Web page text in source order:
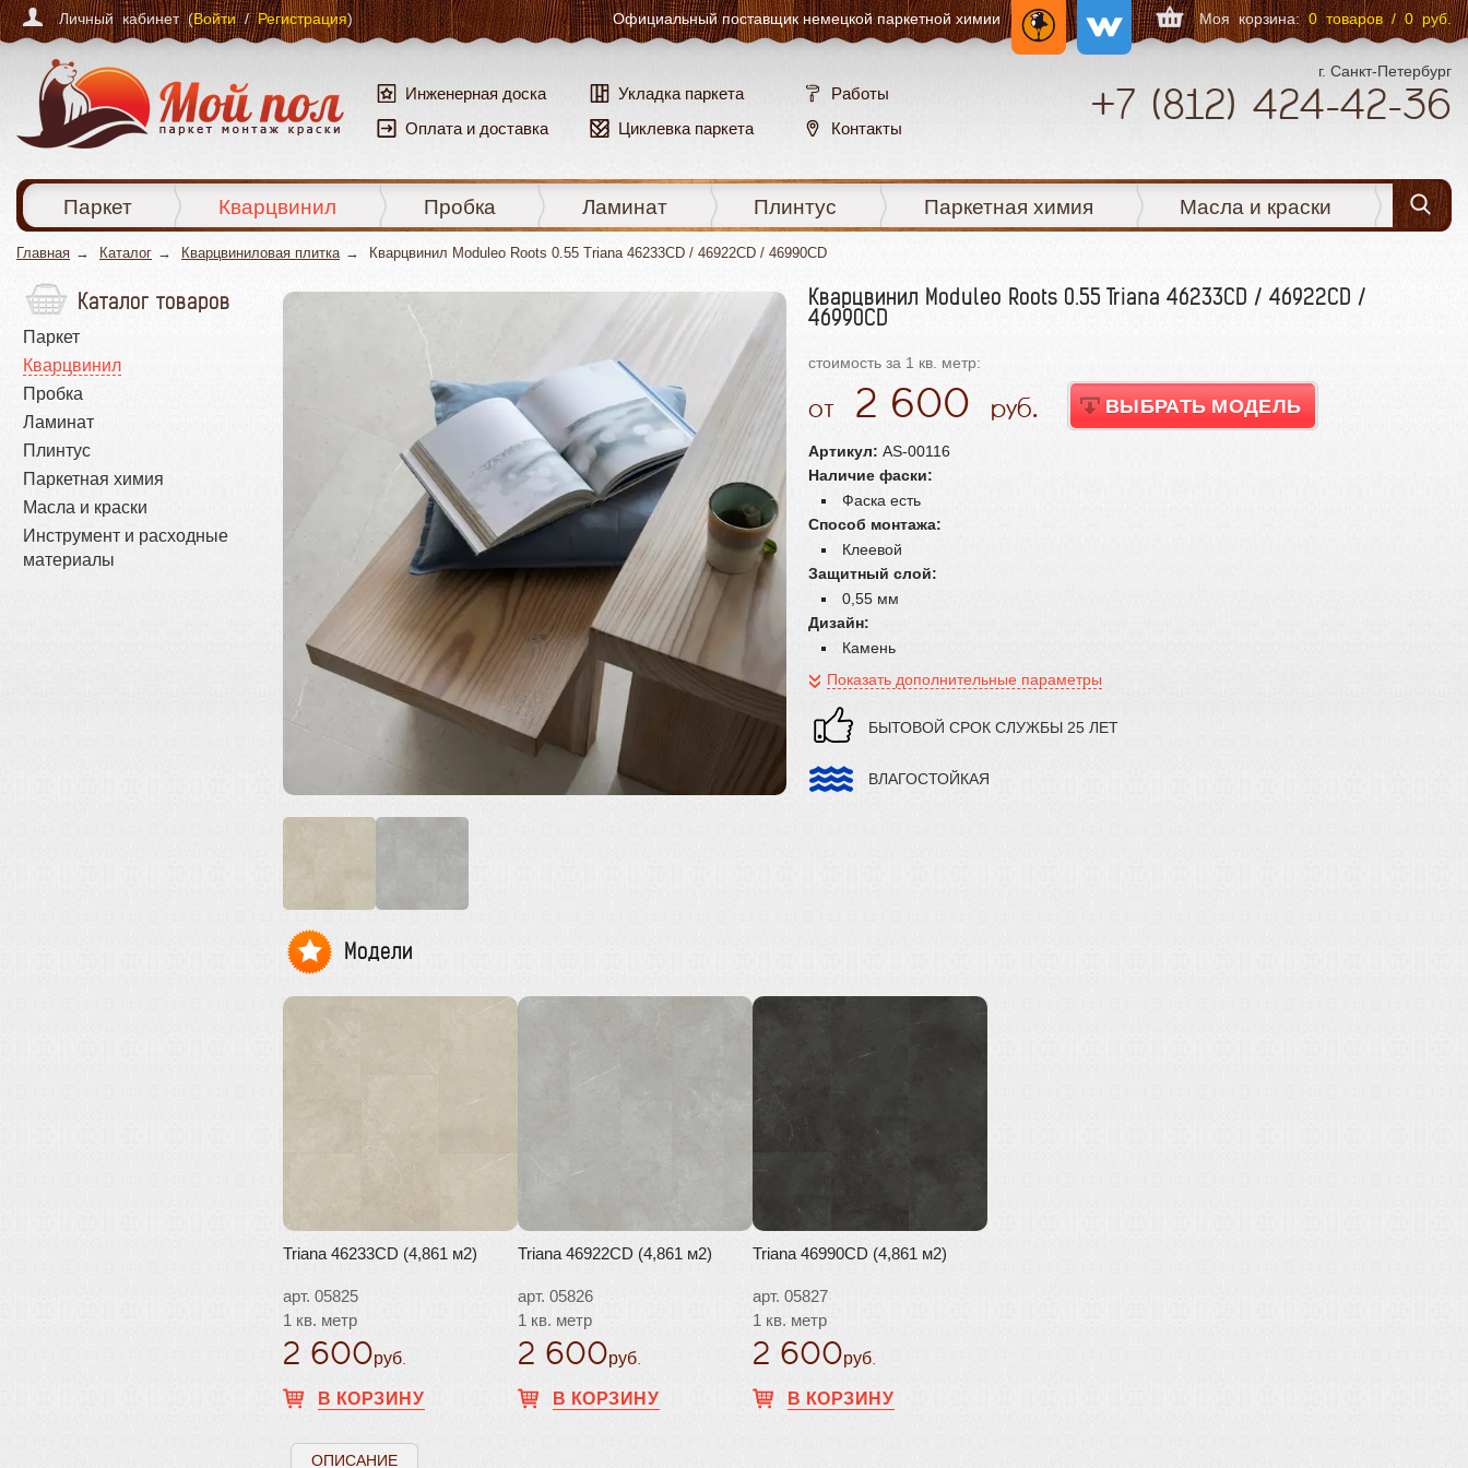
Моя корзина:0 товаров / 0 руб.
Личный кабинет (Войти/Регистрация) Официальный поставщикнемецкой паркетной химии
Инженерная доска
Оплата и доставка
Укладка паркета
Циклевка паркета
Работы
Контакты
г. Санкт-Петербург
+7 (812) 424-42-36
Паркет Кварцвинил Пробка Ламинат Плинтус Паркетная химия Масла и краски
Главная Каталог Кварцвиниловая плитка Кварцвинил Moduleo Roots 0.55 Triana 46233CD / 46922CD / 46990CD
Каталог товаров
Паркет
Кварцвинил
Пробка
Ламинат
Плинтус
Паркетная химия
Масла и краски
Инструмент и расходные
материалы
Кварцвинил Moduleo Roots 0.55 Triana 46233CD / 46922CD /
46990CD
стоимость за 1 кв. метр:
2 600 ВЫБРАТЬ МОДЕЛЬ
Артикул: AS-00116
Наличие фаски:
Фаска есть
Способ монтажа:
Клеевой
Защитный слой:
0,55 мм
Дизайн:
Камень
Показать дополнительные параметры
БЫТОВОЙ СРОК СЛУЖБЫ 25 ЛЕТ
ВЛАГОСТОЙКАЯ
Модели
Triana 46233CD (4,861 м2)
арт. 05825
1 кв. метр
2 600руб.
В КОРЗИНУ
Triana 46922CD (4,861 м2)
арт. 05826
1 кв. метр
2 600руб.
В КОРЗИНУ
Triana 46990CD (4,861 м2)
арт. 05827
1 кв. метр
2 600руб.
В КОРЗИНУ
ОПИСАНИЕ